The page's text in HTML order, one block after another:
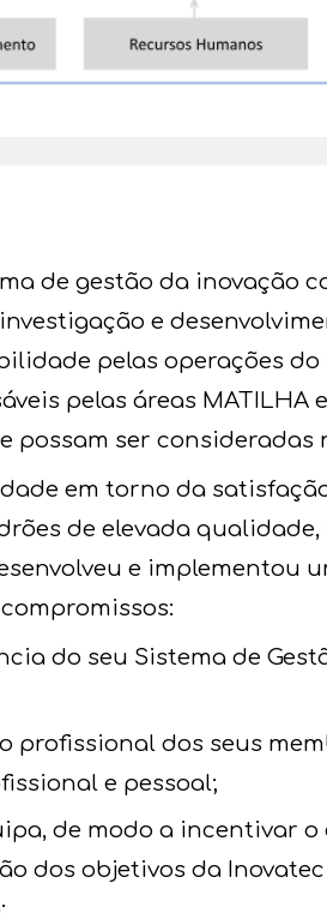
de gestão da inovação
e
pelas operações do
pelas áreas MATILHA
ser consideradas
em torno da
de elevada
e implementou
do seu Sistema de
profissional dos seus
e pessoal;
de modo a incentivar o
dos objetivos da